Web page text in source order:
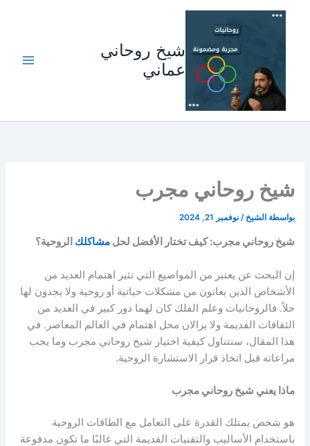
تخطي
شيخ روحاني
عماني
شيخ روحاني مجرب
بواسطة الشيخ/نوفمبر 21, 2024
شيخ روحاني مجرب: كيف تختار الأفضل لحلمشاكلك الروحية؟
إن البحث عن يعتبر من المواضيع التي تثير اهتمام العديد من
الأشخاص الذين يعانون من مشكلات حياتية أو روحية ولا يجدون لها
حلاً. فالروحانيات وعلم الفلك كان لهما دور كبير في العديد من
الثقافات القديمة ولا يزالان محل اهتمام في العالم المعاصر. في
هذا المقال، سنتناول كيفية اختيار شيخ روحاني مجرب وما يجب
مراعاته قبل اتخاذ قرار الاستشارة الروحية.
ماذا يعني شيخ روحاني مجرب
هو شخص يمتلك القدرة على التعامل مع الطاقات الروحية
باستخدام الأساليب والتقنيات القديمة التي غالبًا ما تكون مدفوعة